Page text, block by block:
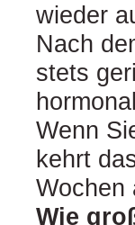
wieder
Nach
stets
Wenn
kehrt
Wochen
Wie